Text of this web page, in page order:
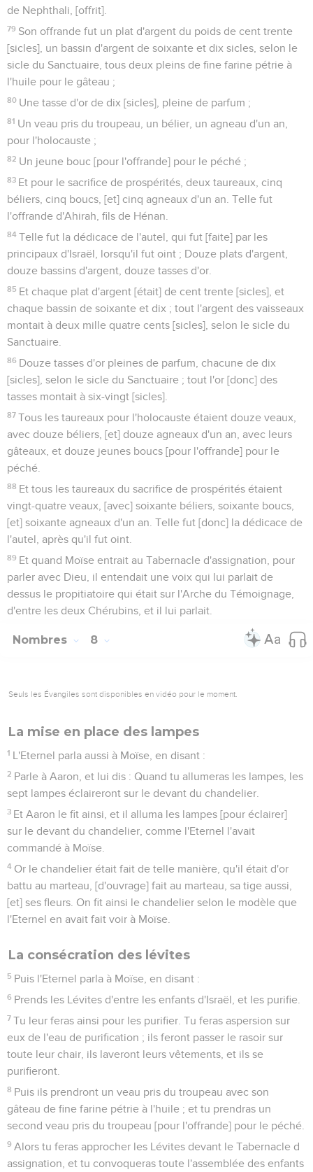
de Nephthali, [offrit].
79 Son offrande fut un plat d'argent du poids de cent trente
[sicles], un bassin d'argent de soixante et dix sicles, selon le
sicle du Sanctuaire, tous deux pleins de fine farine pétrie à
l'huile pour le gâteau ;
80 Une tasse d'or de dix [sicles], pleine de parfum ;
81 Un veau pris du troupeau, un bélier, un agneau d'un an,
pour l'holocauste ;
82 Un jeune bouc [pour l'offrande] pour le péché ;
83 Et pour le sacrifice de prospérités, deux taureaux, cinq
béliers, cinq boucs, [et] cinq agneaux d'un an. Telle fut
l'offrande d'Ahirah, fils de Hénan.
84 Telle fut la dédicace de l'autel, qui fut [faite] par les
principaux d'Israël, lorsqu'il fut oint ; Douze plats d'argent,
douze bassins d'argent, douze tasses d'or.
85 Et chaque plat d'argent [était] de cent trente [sicles], et
chaque bassin de soixante et dix ; tout l'argent des vaisseaux
montait à deux mille quatre cents [sicles], selon le sicle du
Sanctuaire.
86 Douze tasses d'or pleines de parfum, chacune de dix
[sicles], selon le sicle du Sanctuaire ; tout l'or [donc] des
tasses montait à six-vingt [sicles].
87 Tous les taureaux pour l'holocauste étaient douze veaux,
avec douze béliers, [et] douze agneaux d'un an, avec leurs
gâteaux, et douze jeunes boucs [pour l'offrande] pour le
péché.
88 Et tous les taureaux du sacrifice de prospérités étaient
vingt-quatre veaux, [avec] soixante béliers, soixante boucs,
[et] soixante agneaux d'un an. Telle fut [donc] la dédicace de
l'autel, après qu'il fut oint.
89 Et quand Moïse entrait au Tabernacle d'assignation, pour
parler avec Dieu, il entendait une voix qui lui parlait de
dessus le propitiatoire qui était sur l'Arche du Témoignage,
d'entre les deux Chérubins, et il lui parlait.
Nombres 8
Seuls les Évangiles sont disponibles en vidéo pour le moment.
La mise en place des lampes
1 L'Eternel parla aussi à Moïse, en disant :
2 Parle à Aaron, et lui dis : Quand tu allumeras les lampes, les
sept lampes éclaireront sur le devant du chandelier.
3 Et Aaron le fit ainsi, et il alluma les lampes [pour éclairer]
sur le devant du chandelier, comme l'Eternel l'avait
commandé à Moïse.
4 Or le chandelier était fait de telle manière, qu'il était d'or
battu au marteau, [d'ouvrage] fait au marteau, sa tige aussi,
[et] ses fleurs. On fit ainsi le chandelier selon le modèle que
l'Eternel en avait fait voir à Moïse.
La consécration des lévites
5 Puis l'Eternel parla à Moïse, en disant :
6 Prends les Lévites d'entre les enfants d'Israël, et les purifie.
7 Tu leur feras ainsi pour les purifier. Tu feras aspersion sur
eux de l'eau de purification ; ils feront passer le rasoir sur
toute leur chair, ils laveront leurs vêtements, et ils se
purifieront.
8 Puis ils prendront un veau pris du troupeau avec son
gâteau de fine farine pétrie à l'huile ; et tu prendras un
second veau pris du troupeau [pour l'offrande] pour le péché.
9 Alors tu feras approcher les Lévites devant le Tabernacle d
assignation, et tu convoqueras toute l'assemblée des enfants